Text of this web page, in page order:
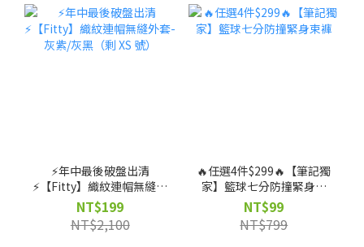
⚡️年中最後破盤出清
⚡️【Fitty】織紋連帽無縫外
套-灰紫/灰黑（剩 XS 號）
NT$199
NT$2,100
🔥任選4件$299🔥【筆記獨
家】籃球七分防撞緊身束
褲
NT$99
NT$799